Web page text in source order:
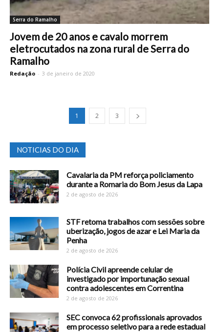
Serra do Ramalho
Jovem de 20 anos e cavalo morrem
eletrocutados na zona rural de Serra do
Ramalho
Redação - 3 de janeiro de 2020
1 2 3
NOTICIAS DO DIA
Cavalaria da PM reforça policiamento
durante a Romaria do Bom Jesus da Lapa
2 de agosto de 2026
STF retoma trabalhos com sessões sobre
uberização, jogos de azar e Lei Maria da
Penha
2 de agosto de 2026
Polícia Civil apreende celular de
investigado por importunação sexual
contra adolescentes em Correntina
2 de agosto de 2026
SEC convoca 62 profissionais aprovados
em processo seletivo para a rede estadual